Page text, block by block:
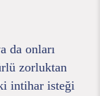
da onları
zorluktan
intihar isteği